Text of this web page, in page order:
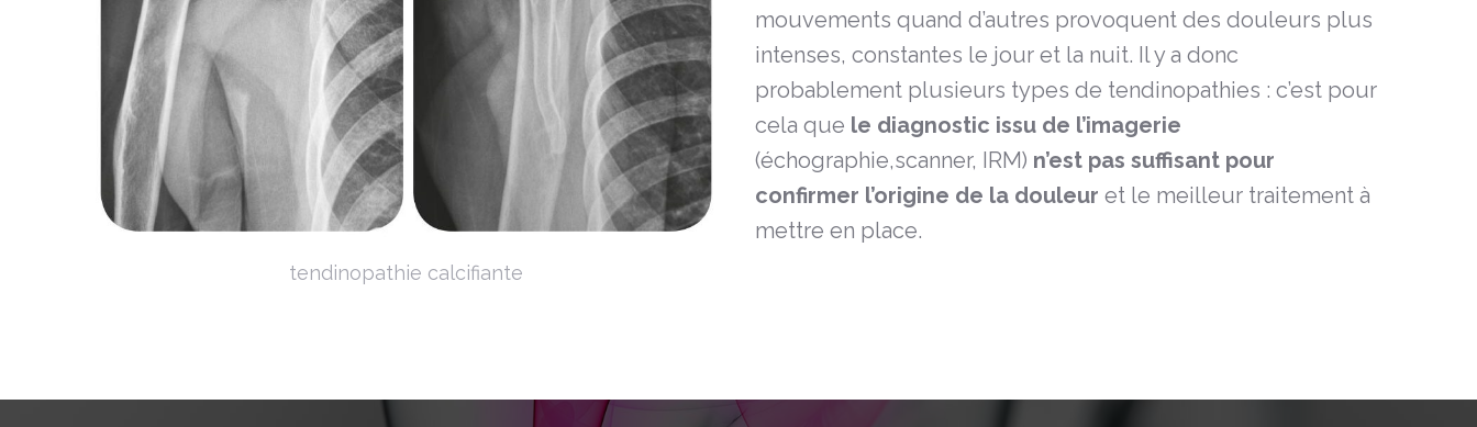
tendinopathie calcifiante
mouvements quand d’autres provoquent des douleurs plus
intenses, constantes le jour et la nuit. Il y a donc
probablement plusieurs types de tendinopathies : c’est pour
cela que le diagnostic issu de l’imagerie
(échographie,scanner, IRM) n’est pas suffisant pour
confirmer l’origine de la douleur et le meilleur traitement à
mettre en place.